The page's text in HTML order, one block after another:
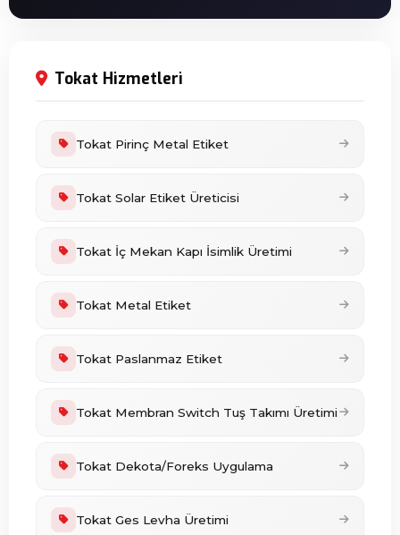
Tokat Hizmetleri
Tokat Pirinç Metal Etiket
Tokat Solar Etiket Üreticisi
Tokat İç Mekan Kapı İsimlik Üretimi
Tokat Metal Etiket
Tokat Paslanmaz Etiket
Tokat Membran Switch Tuş Takımı Üretimi
Tokat Dekota/Foreks Uygulama
Tokat Ges Levha Üretimi